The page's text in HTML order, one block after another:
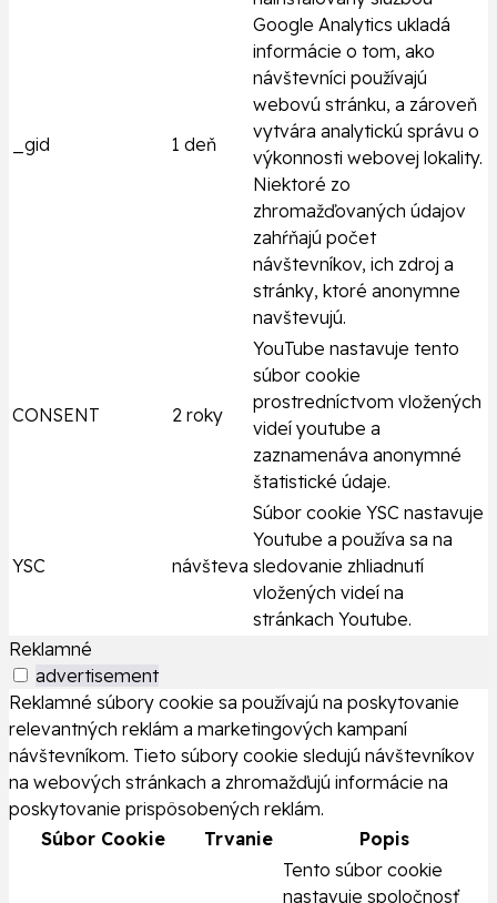
_gid 1 deň
Google Analytics ukladá
informácie o tom, ako
návštevníci používajú
webovú stránku, a zároveň
vytvára analytickú správu o
výkonnosti webovej lokality.
Niektoré zo
zhromažďovaných údajov
zahŕňajú počet
návštevníkov, ich zdroj a
stránky, ktoré anonymne
navštevujú.
CONSENT 2 roky
YouTube nastavuje tento
súbor cookie
prostredníctvom vložených
videí youtube a
zaznamenáva anonymné
štatistické údaje.
YSC návšteva
Súbor cookie YSC nastavuje
Youtube a používa sa na
sledovanie zhliadnutí
vložených videí na
stránkach Youtube.
Reklamné
advertisement
Reklamné súbory cookie sa používajú na poskytovanie
relevantných reklám a marketingových kampaní
návštevníkom. Tieto súbory cookie sledujú návštevníkov
na webových stránkach a zhromažďujú informácie na
poskytovanie prispôsobených reklám.
Súbor Cookie
Trvanie Popis
Tento súbor cookie
nastavuje spoločnosť